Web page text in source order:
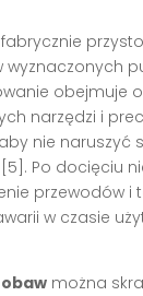
wyznaczonych
obejmuje
narzędzi i
nie naruszyć
Po docięciu
przewodów i
w czasie
można